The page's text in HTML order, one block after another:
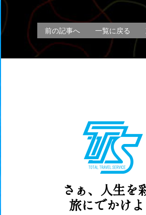
前の記事へ 一覧に戻る
さぁ、人生を
旅にでかけよ